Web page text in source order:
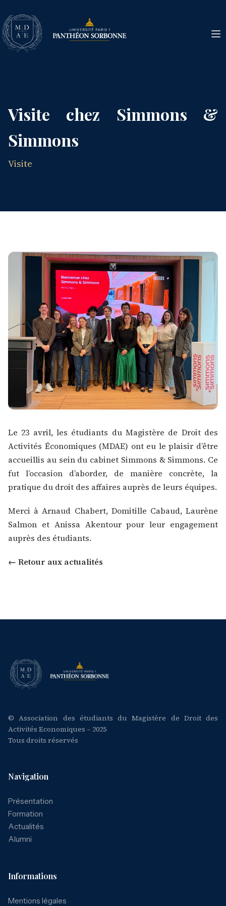
Visite chez Simmons &
Simmons
Visite
Le 23 avril, les étudiants du Magistère de Droit des
Activités Économiques (MDAE) ont eu le plaisir d’être
accueillis au sein du cabinet Simmons & Simmons. Ce
fut l’occasion d’aborder, de manière concrète, la
pratique du droit des affaires auprès de leurs équipes.
Merci àArnaud Chabert, Domitille Cabaud,Laurène
Salmon et Anissa Akentourpour leur engagement
auprès des étudiants.
← Retour aux actualités
© Association des étudiants du Magistère de Droit des
Activités Economiques – 2025
Tous droits réservés
Navigation
Présentation
Formation
Actualités
Alumni
Informations
Mentions légales